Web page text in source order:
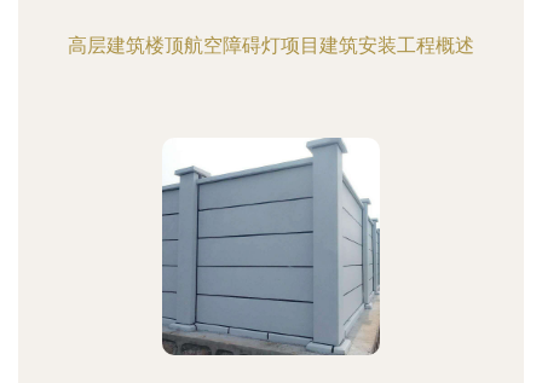
高层建筑楼顶航空障碍灯项目建筑安装工程概述